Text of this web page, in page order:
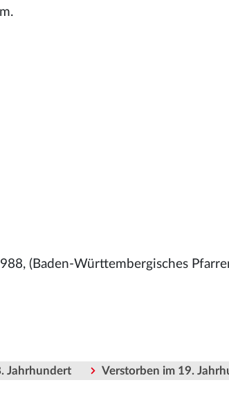
(Baden-Württembergisches
Jahrhundert Verstorben im 19.